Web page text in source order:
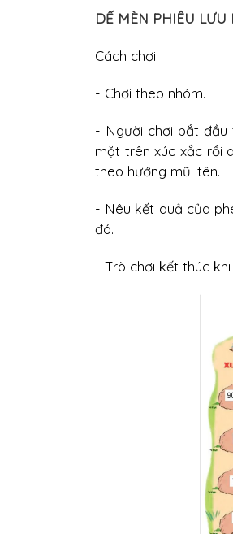
DẾ MÈN PHIÊU LƯU
Cách chơi:
- Chơi theo nhóm.
- Người chơi bắt
mặt trên xúc xắc rồi
theo hướng mũi tên.
- Nêu kết quả của
đó.
- Trò chơi kết thúc